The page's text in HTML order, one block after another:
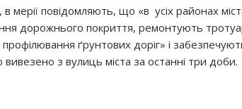
в мерії повідомляють, що «в усіх районах
дорожнього покриття, ремонтують
ґрунтових доріг» і
вивезено з вулиць міста за останні три доби.